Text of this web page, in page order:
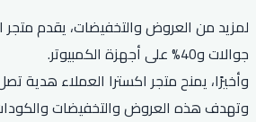
جوالات و40% على أجهزة الكمبيوتر.
وأخيرًا، يمنح متجر اكسترا العملاء هدية تصل قيمتها إلى 179 ريال عند شراء مكيف من ماركات مختارة ويتم تركيبه وتقسيم
وتهدف هذه العروض والتخفيضات والكودات